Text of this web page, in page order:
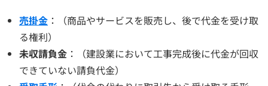
売掛金 ：（商品やサービスを販売し、後で代金を受け取
る権利）
未収請負金 ：（建設業において工事完成後に代金が回収
できていない請負代金）